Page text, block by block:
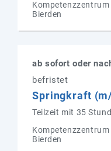
Kompetenzzentrum
Bierden
ab sofort oder
befristet
Springkraft
Teilzeit mit 35
Kompetenzzentrum
Bierden